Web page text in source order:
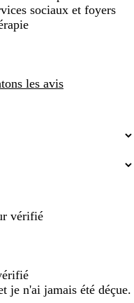
sociaux et foyers
les avis
vérifié
je n'ai jamais été déçue.